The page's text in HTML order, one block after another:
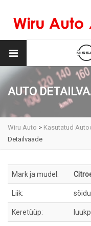
AUTO
Wiru Auto > Kasutatud
Detailvaade
Mark ja mudel:
Liik:
Keretüüp: